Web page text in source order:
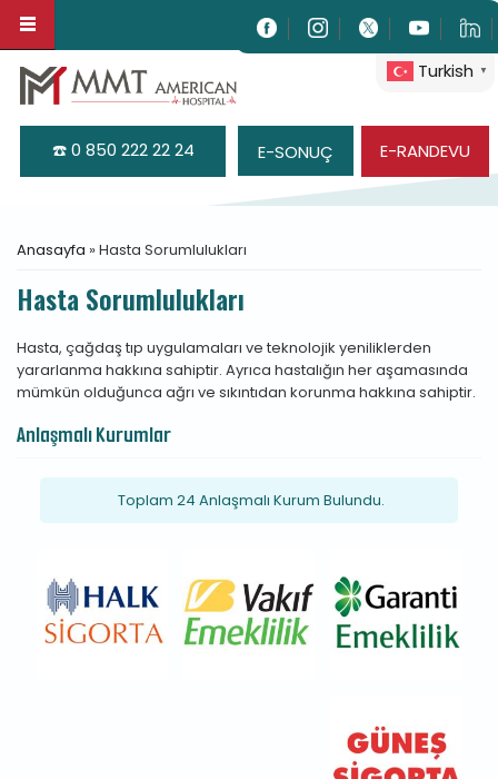
☎️ 0 850 222 22 24
Turkish ▼
E-RANDEVU
E-SONUÇ
Buradasınız
Anasayfa » Hasta Sorumlulukları
Hasta Sorumlulukları
Hasta, çağdaş tıp uygulamaları ve teknolojik yeniliklerden
yararlanma hakkına sahiptir. Ayrıca hastalığın her aşamasında
mümkün olduğunca ağrı ve sıkıntıdan korunma hakkına sahiptir.
Anlaşmalı Kurumlar
Toplam 24 Anlaşmalı Kurum Bulundu.